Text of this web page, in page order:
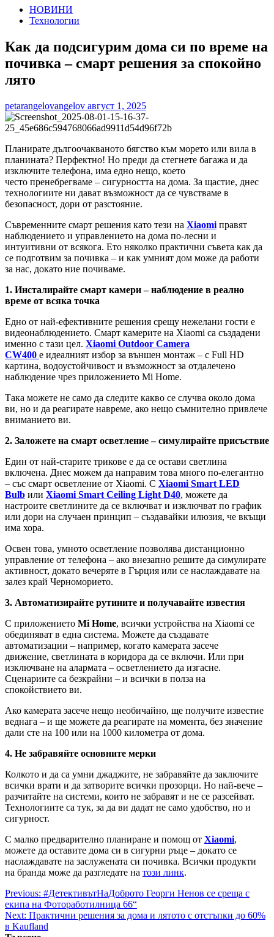
НОВИНИ
Технологии
Как да подсигурим дома си по време на
почивка – смарт решения за спокойно
лято
petarangelovangelov август 1, 2025
Планирате дългоочакваното бягство към морето или вила в
планината? Перфектно! Но преди да стегнете багажа и да
изключите телефона, има едно нещо, което
често пренебрегваме – сигурността на дома. За щастие, днес
технологиите ни дават възможност да се чувстваме в
безопасност, дори от разстояние.
Съвременните смарт решения като тези на Xiaomi правят
наблюдението и управлението на дома по-лесни и
интуитивни от всякога. Ето няколко практични съвета как да
се подготвим за почивка – и как умният дом може да работи
за нас, докато ние почиваме.
1. Инсталирайте смарт камери – наблюдение в реално
време от всяка точка
Едно от най-ефективните решения срещу нежелани гости е
видеонаблюдението. Смарт камерите на Xiaomi са създадени
именно с тази цел. Xiaomi Outdoor Camera
CW400 е идеалният избор за външен монтаж – с Full HD
картина, водоустойчивост и възможност за отдалечено
наблюдение чрез приложението Mi Home.
Така можете не само да следите какво се случва около дома
ви, но и да реагирате навреме, ако нещо съмнително привлече
вниманието ви.
2. Заложете на смарт осветление – симулирайте присъствие
Един от най-старите трикове е да се остави светлина
включена. Днес можем да направим това много по-елегантно
– със смарт осветление от Xiaomi. С Xiaomi Smart LED
Bulb или Xiaomi Smart Ceiling Light D40, можете да
настроите светлините да се включват и изключват по график
или дори на случаен принцип – създавайки илюзия, че вкъщи
има хора.
Освен това, умното осветление позволява дистанционно
управление от телефона – ако внезапно решите да симулирате
активност, докато вечеряте в Гърция или се наслаждавате на
залез край Черноморието.
3. Автоматизирайте рутините и получавайте известия
С приложението Mi Home, всички устройства на Xiaomi се
обединяват в една система. Можете да създавате
автоматизации – например, когато камерата засече
движение, светлината в коридора да се включи. Или при
изключване на алармата – осветлението да изгасне.
Сценариите са безкрайни – и всички в полза на
спокойствието ви.
Ако камерата засече нещо необичайно, ще получите известие
веднага – и ще можете да реагирате на момента, без значение
дали сте на 100 или на 1000 километра от дома.
4. Не забравяйте основните мерки
Колкото и да са умни джаджите, не забравяйте да заключите
всички врати и да затворите всички прозорци. Но най-вече –
разчитайте на системи, които не забравят и не се разсейват.
Технологиите са тук, за да ви дадат не само удобство, но и
сигурност.
С малко предварително планиране и помощ от Xiaomi,
можете да оставите дома си в сигурни ръце – докато се
наслаждавате на заслужената си почивка. Всички продукти
на бранда може да разгледате на този линк.
Post
navigation
Previous: #ДетективътНаДоброто Георги Ненов се среща с
екипа на Фотоработилница 66“
Next: Практични решения за дома и лятото с отстъпки до 60%
в Kaufland